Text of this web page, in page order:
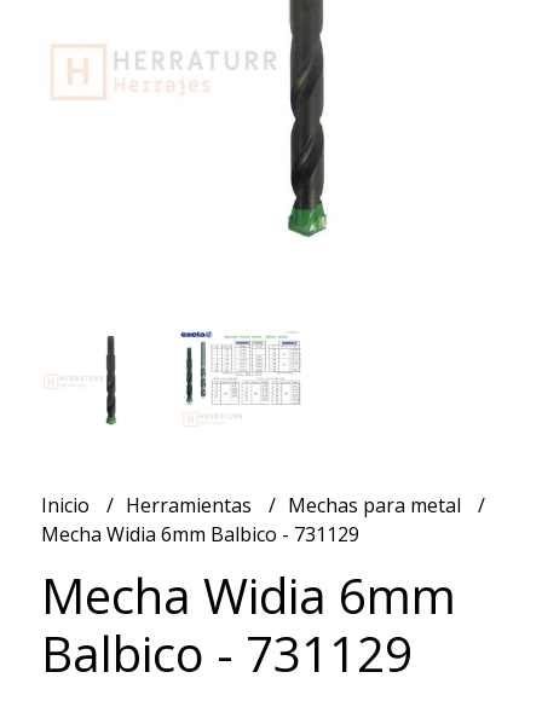
Inicio Herramientas
Mechas para metal
Mecha Widia 6mm Balbico - 731129
Mecha Widia 6mm
Balbico - 731129